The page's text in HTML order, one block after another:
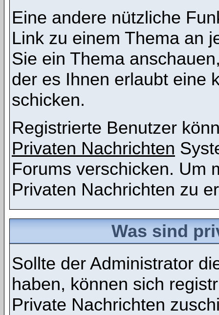
Eine andere nützliche
Link zu einem Thema an
Sie ein Thema
der es Ihnen erlaubt eine
schicken.
Registrierte Benutzer
Privaten Nachrichten
Forums verschicken. Um
Privaten Nachrichten zu
Was sind
Sollte der Administrator
haben, können sich
Private Nachrichten